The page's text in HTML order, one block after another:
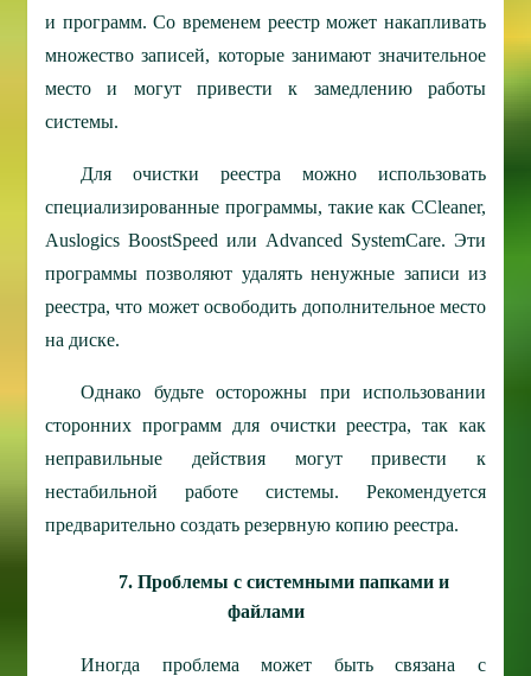
и программ. Со временем реестр может накапливать
множество записей, которые занимают значительное
место и могут привести к замедлению работы
системы.
Для очистки реестра можно использовать
специализированные программы, такие как CCleaner,
Auslogics BoostSpeed или Advanced SystemCare. Эти
программы позволяют удалять ненужные записи из
реестра, что может освободить дополнительное место
на диске.
Однако будьте осторожны при использовании
сторонних программ для очистки реестра, так как
неправильные действия могут привести к
нестабильной работе системы. Рекомендуется
предварительно создать резервную копию реестра.
7. Проблемы с системными папками и
файлами
Иногда проблема может быть связана с